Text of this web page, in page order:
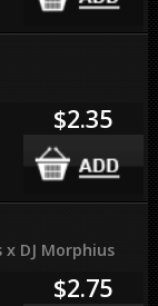
$2.35
x DJ Morphius
$2.75